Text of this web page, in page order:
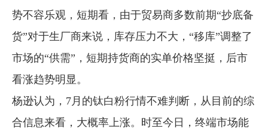
势不容乐观，短期看，由于贸易商多数前期“抄底备
货”对于生厂商来说，库存压力不大，“移库”调整了
市场的“供需”，短期持货商的实单价格坚挺，后市
看涨趋势明显。
杨逊认为，7月的钛白粉行情不难判断，从目前的综
合信息来看，大概率上涨。时至今日，终端市场能